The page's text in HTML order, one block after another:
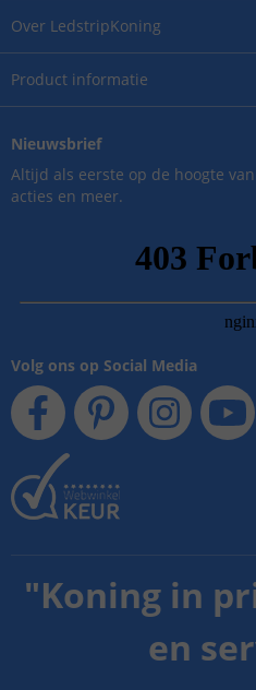
Over LedstripKoning
Product informatie
Nieuwsbrief
Altijd als eerste op de hoogte
acties en meer.
Volg ons op Social Media
"Koning in
en